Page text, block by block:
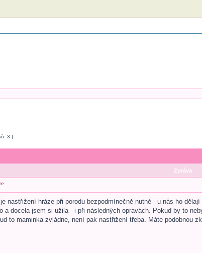
3 ]
Zpráva
nastřižení hráze při porodu bezpodmínečně nutné - u nás ho
a docela jsem si užila - i při následných opravách. Pokud by to
to maminka zvládne, není pak nastřižení třeba. Máte podobnou